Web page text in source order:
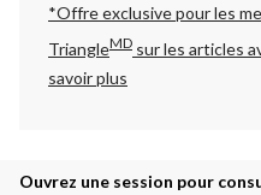
*Offre exclusive pour les
TriangleMD sur les articles
savoir plus
Ouvrez une session pour